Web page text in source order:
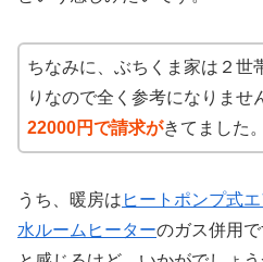
ちなみに、ぶちくま家は２世
りなので全く参考になりませ
22000円で請求がきてました。
うち、暖房は ヒートポンプ式
水ルームヒーターのガス併用